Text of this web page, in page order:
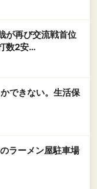
が再び交流戦首位
数2安
できない。生活保
ラーメン屋駐車場